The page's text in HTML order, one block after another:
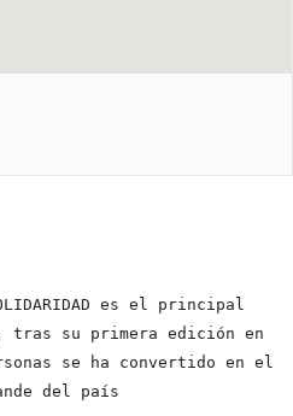
es el principal
tras su primera edición en
se ha convertido en el
del país